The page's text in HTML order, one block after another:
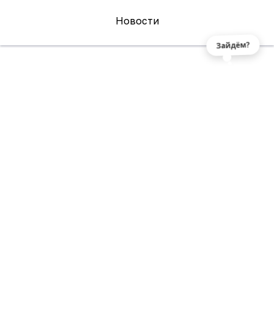
Новости
Зайдём?